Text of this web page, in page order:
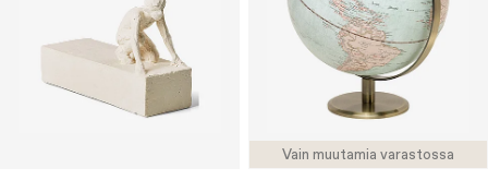
Vain muutamia varastossa